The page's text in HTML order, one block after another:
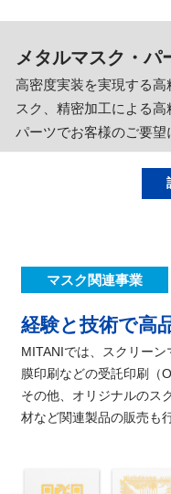
メタルマスク・パ
高密度実装を実現する高
スク、精密加工による
パーツでお客様のご要望
マスク関連事業
経験と技術で高
MITANIでは、スクリー
膜印刷などの受託印刷（
その他、オリジナルのス
材など関連製品の販売も